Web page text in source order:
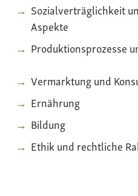
Sozialverträglichkeit
Aspekte
Produktionsprozesse
Vermarktung und
Ernährung
Bildung
Ethik und rechtliche